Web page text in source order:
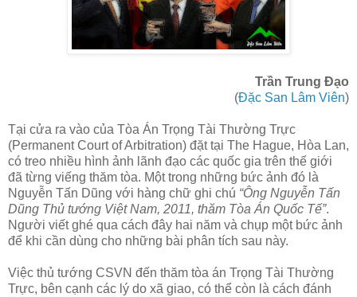
Trần Trung Đạo
(Đặc San Lâm Viên)
Tại cửa ra vào của Tòa Án Trọng Tài Thường Trực
(Permanent Court of Arbitration) đặt tại The Hague, Hòa Lan,
có treo nhiều hình ảnh lãnh đạo các quốc gia trên thế giới
đã từng viếng thăm tòa. Một trong những bức ảnh đó là
Nguyễn Tấn Dũng với hàng chữ ghi chú “Ông Nguyễn Tấn
Dũng Thủ tướng Việt Nam, 2011, thăm Tòa Án Quốc Tế”.
Người viết ghé qua cách đây hai năm và chụp một bức ảnh
để khi cần dùng cho những bài phân tích sau này.
Việc thủ tướng CSVN đến thăm tòa án Trọng Tài Thường
Trực, bên cạnh các lý do xã giao, có thể còn là cách đánh